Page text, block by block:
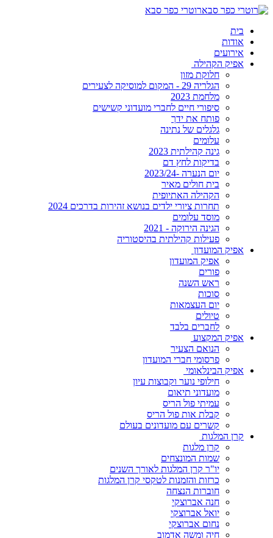
רוטרי כפר סבא
בית
אודות
אירועים
אפיק הקהילה
חלוקת מזון
הגלריה 29 - המקום למוסיקה לצעירים
מלחמת 2023
סיפורי חיים לחברי מועדוני קשישים
פותח את ידך
גלגלים של נתינה
עלומים
גינה קהילתית 2023
בדיקות לחץ דם
יום הנערה -2023/24
בית חולים מאיר
הקהילה האתיופית
תחרות ציורי ילדים בנושא זהירות בדרכים 2024
מוסד עלומים
הגינה הירוקה - 2021
פעילות קהילתית בהיסטוריה
אפיק המועדון
אפיק המועדון
פורים
ראש השנה
סוכות
יום העצמאות
טיולים
לחברים בלבד
אפיק המקצוע
הנואם הצעיר
פרסומי חברי המועדון
אפיק הבינלאומי
חילופי נוער וקבוצות עיון
מועדוני תיאום
עמיתי פול הריס
קבלת אות פול הריס
קשרים עם מועדונים בעולם
קרן המלגות
קרן מלגות
שמות המונצחים
יו"ר קרן המלגות לאורך השנים
כרזות והזמנות לטקסי קרן המלגות
חוברות הנצחה
חנה אברוצקי
יואל אברוצקי
נחום אברוצקי
חיה ומשה אדמוב